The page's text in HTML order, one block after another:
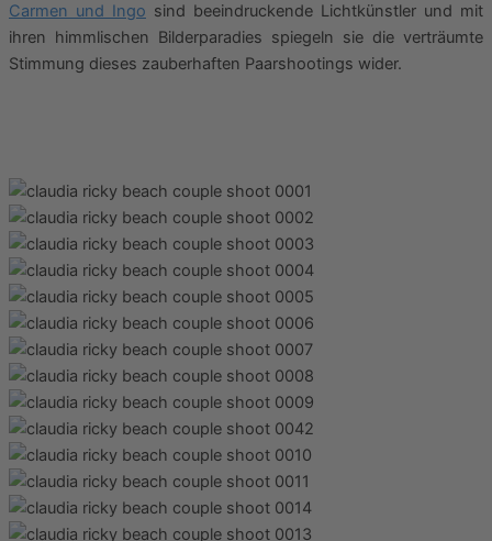
Carmen und Ingo sind beeindruckende Lichtkünstler und mit
ihren himmlischen Bilderparadies spiegeln sie die verträumte
Stimmung dieses zauberhaften Paarshootings wider.